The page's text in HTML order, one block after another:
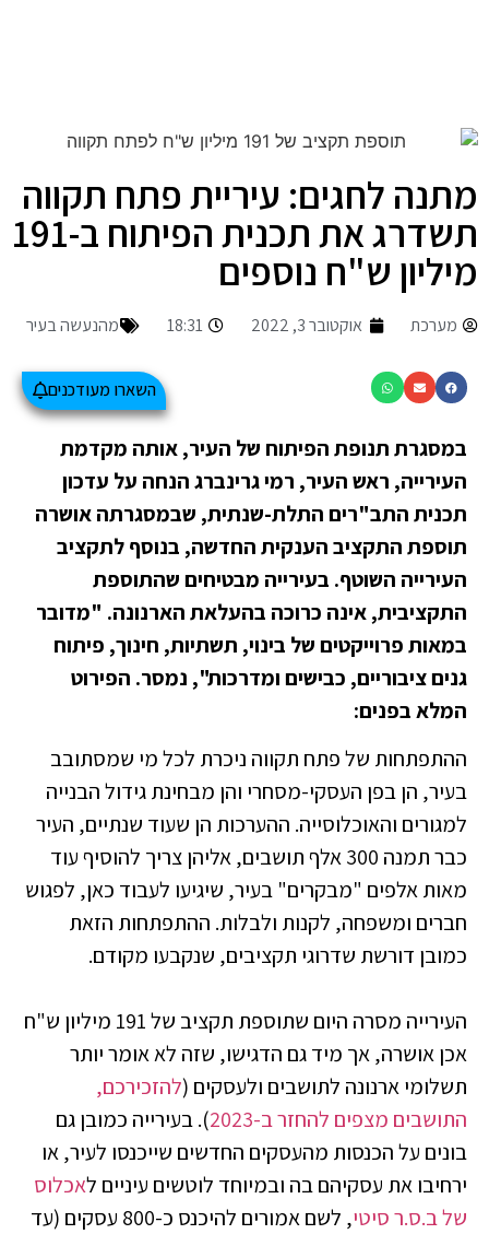
מתנה לחגים: עיריית פתח תקווה
תשדרג את תכנית הפיתוח ב-191
מיליון ש"ח נוספים
מערכת אוקטובר 3, 2022 18:31 מהנעשה בעיר
השארו מעודכנים
במסגרת תנופת הפיתוח של העיר, אותה מקדמת
העירייה, ראש העיר, רמי גרינברג הנחה על עדכון
תכנית התב"רים התלת-שנתית, שבמסגרתה אושרה
תוספת התקציב הענקית החדשה, בנוסף לתקציב
העירייה השוטף. בעירייה מבטיחים שהתוספת
התקציבית, אינה כרוכה בהעלאת הארנונה. "מדובר
במאות פרוייקטים של בינוי, תשתיות, חינוך, פיתוח
גנים ציבוריים, כבישים ומדרכות", נמסר. הפירוט
המלא בפנים:
ההתפתחות של פתח תקווה ניכרת לכל מי שמסתובב
בעיר, הן בפן העסקי-מסחרי והן מבחינת גידול הבנייה
למגורים והאוכלוסייה. ההערכות הן שעוד שנתיים, העיר
כבר תמנה 300 אלף תושבים, אליהן צריך להוסיף עוד
מאות אלפים "מבקרים" בעיר, שיגיעו לעבוד כאן, לפגוש
חברים ומשפחה, לקנות ולבלות. ההתפתחות הזאת
כמובן דורשת שדרוגי תקציבים, שנקבעו מקודם.
העירייה מסרה היום שתוספת תקציב של 191 מיליון ש"ח
אכן אושרה, אך מיד גם הדגישו, שזה לא אומר יותר
תשלומי ארנונה לתושבים ולעסקים (להזכירכם,
התושבים מצפים להחזר ב-2023
). בעירייה כמובן גם
בונים על הכנסות מהעסקים החדשים שייכנסו לעיר, או
ירחיבו את עסקיהם בה ובמיוחד לוטשים עיניים לאכלוס
של ב.ס.ר סיטי
, לשם אמורים להיכנס כ-800 עסקים (עד